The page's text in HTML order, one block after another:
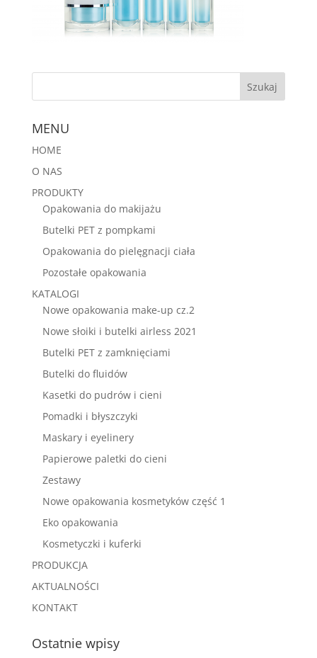
MENU
HOME
O NAS
PRODUKTY
Opakowania do makijażu
Butelki PET z pompkami
Opakowania do pielęgnacji ciała
Pozostałe opakowania
KATALOGI
Nowe opakowania make-up cz.2
Nowe słoiki i butelki airless 2021
Butelki PET z zamknięciami
Butelki do fluidów
Kasetki do pudrów i cieni
Pomadki i błyszczyki
Maskary i eyelinery
Papierowe paletki do cieni
Zestawy
Nowe opakowania kosmetyków część 1
Eko opakowania
Kosmetyczki i kuferki
PRODUKCJA
AKTUALNOŚCI
KONTAKT
Ostatnie wpisy